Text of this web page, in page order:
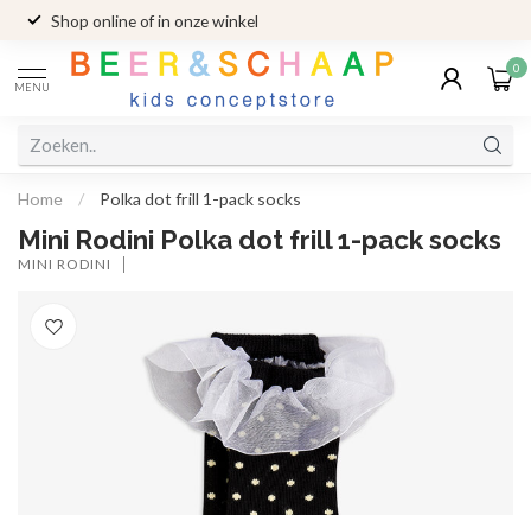
Shop online of in onze winkel
MENU
0
Home / Polka dot frill 1-pack socks
Mini Rodini Polka dot frill 1-pack socks
MINI RODINI